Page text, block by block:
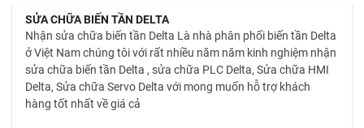
SỬA CHỮA BIẾN TẦN DELTA
Nhận sửa chữa biến tần Delta Là nhà phân phối biến tần Delta
ở Việt Nam chúng tôi với rất nhiều năm năm kinh nghiệm nhận
sửa chữa biến tần Delta , sửa chữa PLC Delta, Sửa chữa HMI
Delta, Sửa chữa Servo Delta với mong muốn hỗ trợ khách
hàng tốt nhất về giá cả